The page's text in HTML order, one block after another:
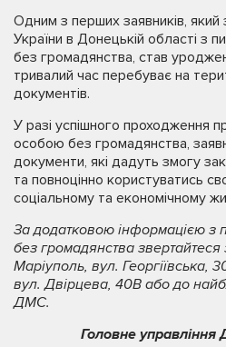
Одним з перших заявників,
України в Донецькій області з
без громадянства, став
тривалий час перебуває на
документів.
У разі успішного проходження
особою без громадянства,
документи, які дадуть змогу
та повноцінно користуватись
соціальному та економічному
За додатковою інформацією з
без громадянства
Маріуполь, вул. Георгіївська,
вул. Двірцева, 40В або до
ДМС.
Головне управління